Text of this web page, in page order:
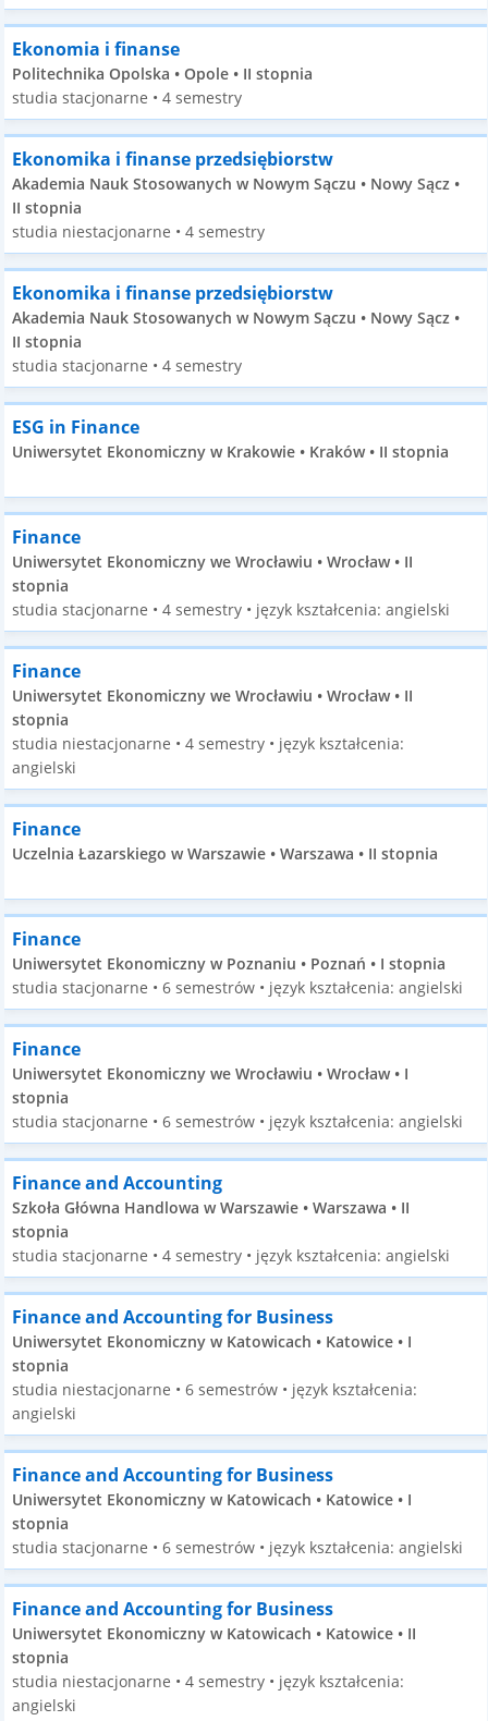
Ekonomia i finanse
Politechnika Opolska • Opole • II stopnia
studia stacjonarne • 4 semestry
Ekonomika i finanse przedsiębiorstw
Akademia Nauk Stosowanych w Nowym Sączu • Nowy Sącz •
II stopnia
studia niestacjonarne • 4 semestry
Ekonomika i finanse przedsiębiorstw
Akademia Nauk Stosowanych w Nowym Sączu • Nowy Sącz •
II stopnia
studia stacjonarne • 4 semestry
ESG in Finance
Uniwersytet Ekonomiczny w Krakowie • Kraków • II stopnia
Finance
Uniwersytet Ekonomiczny we Wrocławiu • Wrocław • II
stopnia
studia stacjonarne • 4 semestry • język kształcenia: angielski
Finance
Uniwersytet Ekonomiczny we Wrocławiu • Wrocław • II
stopnia
studia niestacjonarne • 4 semestry • język kształcenia:
angielski
Finance
Uczelnia Łazarskiego w Warszawie • Warszawa • II stopnia
Finance
Uniwersytet Ekonomiczny w Poznaniu • Poznań • I stopnia
studia stacjonarne • 6 semestrów • język kształcenia: angielski
Finance
Uniwersytet Ekonomiczny we Wrocławiu • Wrocław • I
stopnia
studia stacjonarne • 6 semestrów • język kształcenia: angielski
Finance and Accounting
Szkoła Główna Handlowa w Warszawie • Warszawa • II
stopnia
studia stacjonarne • 4 semestry • język kształcenia: angielski
Finance and Accounting for Business
Uniwersytet Ekonomiczny w Katowicach • Katowice • I
stopnia
studia niestacjonarne • 6 semestrów • język kształcenia:
angielski
Finance and Accounting for Business
Uniwersytet Ekonomiczny w Katowicach • Katowice • I
stopnia
studia stacjonarne • 6 semestrów • język kształcenia: angielski
Finance and Accounting for Business
Uniwersytet Ekonomiczny w Katowicach • Katowice • II
stopnia
studia niestacjonarne • 4 semestry • język kształcenia:
angielski